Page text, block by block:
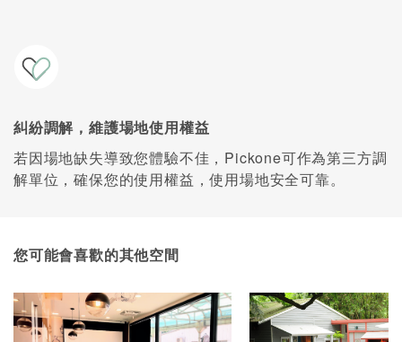
糾紛調解，維護場地使用權益
若因場地缺失導致您體驗不佳，Pickone可作為第三方調
解單位，確保您的使用權益，使用場地安全可靠。
您可能會喜歡的其他空間